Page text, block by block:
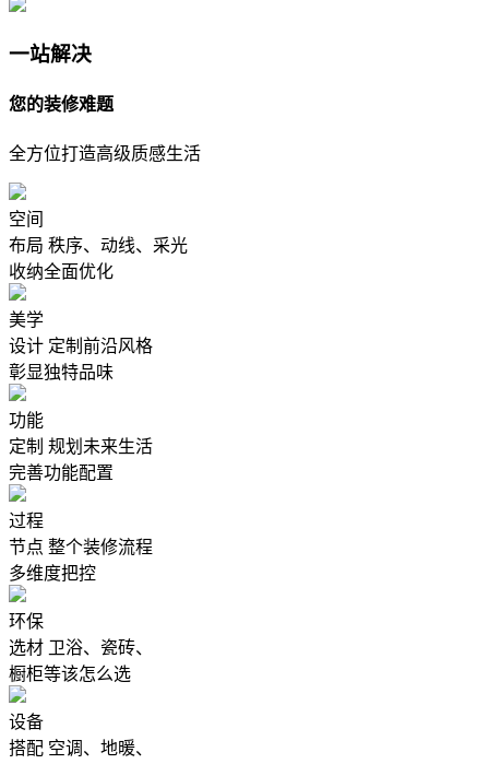
一站解决
您的装修难题
全方位打造高级质感生活
空间
布局 秩序、动线、采光
收纳全面优化
美学
设计 定制前沿风格
彰显独特品味
功能
定制 规划未来生活
完善功能配置
过程
节点 整个装修流程
多维度把控
环保
选材 卫浴、瓷砖、
橱柜等该怎么选
设备
搭配 空调、地暖、